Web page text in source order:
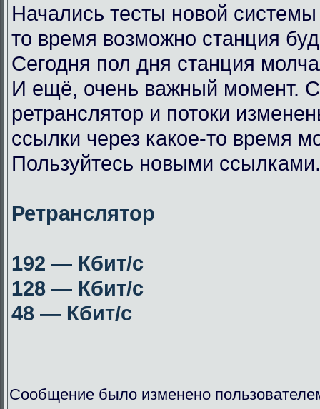
Начались тесты новой
то время возможно станция
Сегодня пол дня станция
И ещё, очень важный момент.
ретранслятор и потоки
ссылки через какое-то время
Пользуйтесь новыми ссылками.
Ретранслятор
192 — Кбит/с
128 — Кбит/с
48 — Кбит/с
Сообщение было изменено